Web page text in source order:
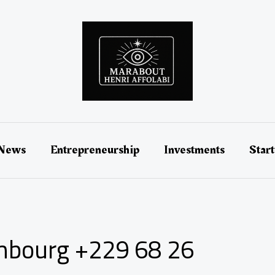
Entrepreneurship Investments
+229 68 26